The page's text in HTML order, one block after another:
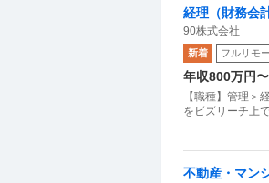
経理（財務会
務・経理面か
90株式会社
新着 フルリモ
年収800万円
【職種】管理
をビズリーチ上
不動産・マン